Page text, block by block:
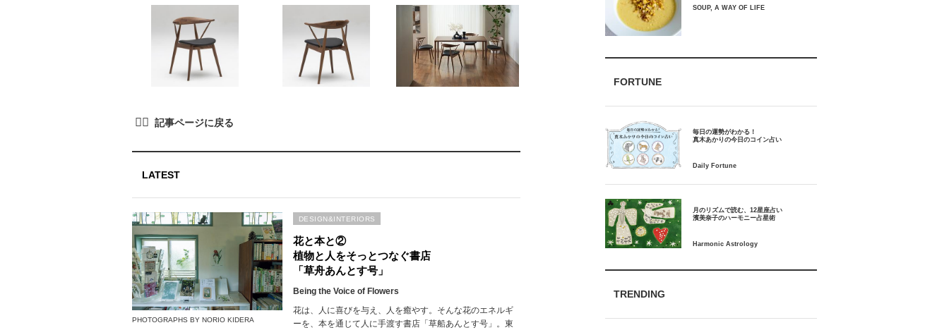
LATEST
PHOTOGRAPHS BY NORIO KIDERA
花と本と②
植物と人をそっとつなぐ書店
「草舟あんとす号」
Being the Voice of Flowers
花は、人に喜びを与え、人を癒やす。そんな花のエネルギ
ーを、本を通じて人に手渡す書店「草船あんとす号」。東
DESIGN&INTERIORS
SOUP, A WAY OF LIFE
FORTUNE
毎日の運勢がわかる！
月のリズムで読む、12星座占い
TRENDING